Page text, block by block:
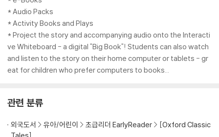
* Audio Packs
* Activity Books and Plays
* Project the story and accompanying audio onto the Interacti
ve Whiteboard - a digital "Big Book"! Students can also watch
and listen to the story on their home computer or tablets - gr
eat for children who prefer computers to books...
관련 분류
외국도서 유아/어린이 초급리더 EarlyReader
[Oxford Classic
Tales]